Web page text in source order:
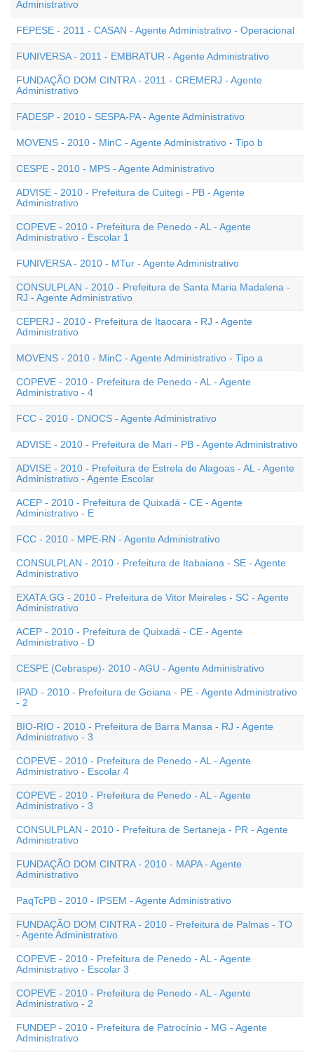
Administrativo
FEPESE - 2011 - CASAN - Agente Administrativo - Operacional
FUNIVERSA - 2011 - EMBRATUR - Agente Administrativo
FUNDAÇÃO DOM CINTRA - 2011 - CREMERJ - Agente
Administrativo
FADESP - 2010 - SESPA-PA - Agente Administrativo
MOVENS - 2010 - MinC - Agente Administrativo - Tipo b
CESPE - 2010 - MPS - Agente Administrativo
ADVISE - 2010 - Prefeitura de Cuitegi - PB - Agente
Administrativo
COPEVE - 2010 - Prefeitura de Penedo - AL - Agente
Administrativo - Escolar 1
FUNIVERSA - 2010 - MTur - Agente Administrativo
CONSULPLAN - 2010 - Prefeitura de Santa Maria Madalena -
RJ - Agente Administrativo
CEPERJ - 2010 - Prefeitura de Itaocara - RJ - Agente
Administrativo
MOVENS - 2010 - MinC - Agente Administrativo - Tipo a
COPEVE - 2010 - Prefeitura de Penedo - AL - Agente
Administrativo - 4
FCC - 2010 - DNOCS - Agente Administrativo
ADVISE - 2010 - Prefeitura de Mari - PB - Agente Administrativo
ADVISE - 2010 - Prefeitura de Estrela de Alagoas - AL - Agente
Administrativo - Agente Escolar
ACEP - 2010 - Prefeitura de Quixadá - CE - Agente
Administrativo - E
FCC - 2010 - MPE-RN - Agente Administrativo
CONSULPLAN - 2010 - Prefeitura de Itabaiana - SE - Agente
Administrativo
EXATA.GG - 2010 - Prefeitura de Vitor Meireles - SC - Agente
Administrativo
ACEP - 2010 - Prefeitura de Quixadá - CE - Agente
Administrativo - D
CESPE (Cebraspe)- 2010 - AGU - Agente Administrativo
IPAD - 2010 - Prefeitura de Goiana - PE - Agente Administrativo
- 2
BIO-RIO - 2010 - Prefeitura de Barra Mansa - RJ - Agente
Administrativo - 3
COPEVE - 2010 - Prefeitura de Penedo - AL - Agente
Administrativo - Escolar 4
COPEVE - 2010 - Prefeitura de Penedo - AL - Agente
Administrativo - 3
CONSULPLAN - 2010 - Prefeitura de Sertaneja - PR - Agente
Administrativo
FUNDAÇÃO DOM CINTRA - 2010 - MAPA - Agente
Administrativo
PaqTcPB - 2010 - IPSEM - Agente Administrativo
FUNDAÇÃO DOM CINTRA - 2010 - Prefeitura de Palmas - TO
- Agente Administrativo
COPEVE - 2010 - Prefeitura de Penedo - AL - Agente
Administrativo - Escolar 3
COPEVE - 2010 - Prefeitura de Penedo - AL - Agente
Administrativo - 2
FUNDEP - 2010 - Prefeitura de Patrocínio - MG - Agente
Administrativo